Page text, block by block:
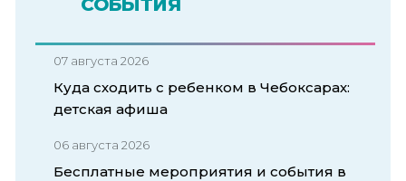
СОБЫТИЯ
07 августа 2026
Куда сходить с ребенком в Чебоксарах:
детская афиша
06 августа 2026
Бесплатные мероприятия и события в